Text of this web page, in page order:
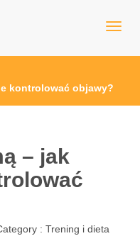
kontrolować objawy?
– jak
: Trening i dieta